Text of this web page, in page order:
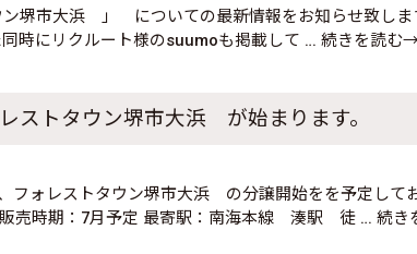
堺市大浜 」 についての最新情報をお知らせ致しま
時にリクルート様のsuumoも掲載して … 続きを読む→
トタウン堺市大浜 が始まります。
ォレストタウン堺市大浜 の分譲開始をを予定して
売時期：7月予定 最寄駅：南海本線 湊駅 徒 … 続き